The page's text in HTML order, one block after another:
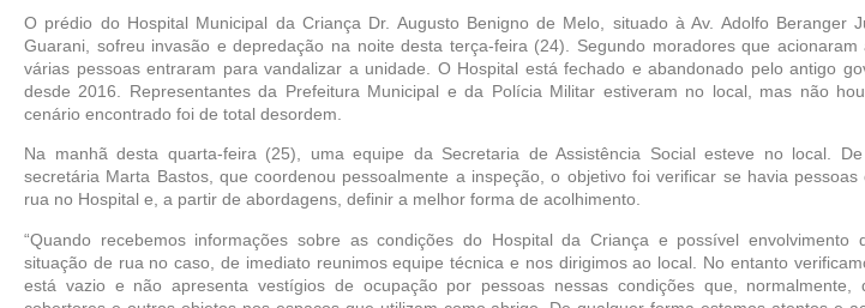
O prédio do Hospital Municipal da Criança Dr. Augusto Benigno de Melo, situado à Av. Adolfo Beranger
Guarani, sofreu invasão e depredação na noite desta terça-feira (24). Segundo moradores que acionaram
várias pessoas entraram para vandalizar a unidade. O Hospital está fechado e abandonado pelo antigo
desde 2016. Representantes da Prefeitura Municipal e da Polícia Militar estiveram no local, mas não
cenário encontrado foi de total desordem.
Na manhã desta quarta-feira (25), uma equipe da Secretaria de Assistência Social esteve no local.
secretária Marta Bastos, que coordenou pessoalmente a inspeção, o objetivo foi verificar se havia pessoas
rua no Hospital e, a partir de abordagens, definir a melhor forma de acolhimento.
“Quando recebemos informações sobre as condições do Hospital da Criança e possível envolvimento
situação de rua no caso, de imediato reunimos equipe técnica e nos dirigimos ao local. No entanto
está vazio e não apresenta vestígios de ocupação por pessoas nessas condições que, normalmente,